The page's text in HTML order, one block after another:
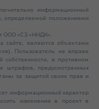
информационный
определяемой положениями
ООО «СЗ «ННДК».
являются объектами
Пользователь не вправе
собственности, в противном
штрафов, предусмотренных
за защитой своих прав и
информационный характер
изменения в проект в